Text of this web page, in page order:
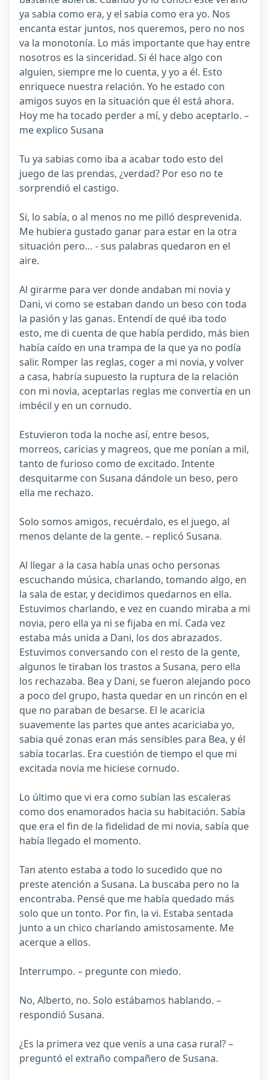
ya sabia como era, y el sabia como era yo. Nos
encanta estar juntos, nos queremos, pero no nos
va la monotonía. Lo más importante que hay entre
nosotros es la sinceridad. Si él hace algo con
alguien, siempre me lo cuenta, y yo a él. Esto
enriquece nuestra relación. Yo he estado con
amigos suyos en la situación que él está ahora.
Hoy me ha tocado perder a mí, y debo aceptarlo. –
me explico Susana
Tu ya sabias como iba a acabar todo esto del
juego de las prendas, ¿verdad? Por eso no te
sorprendió el castigo.
Si, lo sabía, o al menos no me pilló desprevenida.
Me hubiera gustado ganar para estar en la otra
situación pero… - sus palabras quedaron en el
aire.
Al girarme para ver donde andaban mi novia y
Dani, vi como se estaban dando un beso con toda
la pasión y las ganas. Entendí de qué iba todo
esto, me di cuenta de que había perdido, más bien
había caído en una trampa de la que ya no podía
salir. Romper las reglas, coger a mi novia, y volver
a casa, habría supuesto la ruptura de la relación
con mi novia, aceptarlas reglas me convertía en un
imbécil y en un cornudo.
Estuvieron toda la noche así, entre besos,
morreos, caricias y magreos, que me ponían a mil,
tanto de furioso como de excitado. Intente
desquitarme con Susana dándole un beso, pero
ella me rechazo.
Solo somos amigos, recuérdalo, es el juego, al
menos delante de la gente. – replicó Susana.
Al llegar a la casa había unas ocho personas
escuchando música, charlando, tomando algo, en
la sala de estar, y decidimos quedarnos en ella.
Estuvimos charlando, e vez en cuando miraba a mi
novia, pero ella ya ni se fijaba en mí. Cada vez
estaba más unida a Dani, los dos abrazados.
Estuvimos conversando con el resto de la gente,
algunos le tiraban los trastos a Susana, pero ella
los rechazaba. Bea y Dani, se fueron alejando poco
a poco del grupo, hasta quedar en un rincón en el
que no paraban de besarse. El le acaricia
suavemente las partes que antes acariciaba yo,
sabia qué zonas eran más sensibles para Bea, y él
sabía tocarlas. Era cuestión de tiempo el que mi
excitada novia me hiciese cornudo.
Lo último que vi era como subían las escaleras
como dos enamorados hacia su habitación. Sabía
que era el fin de la fidelidad de mi novia, sabía que
había llegado el momento.
Tan atento estaba a todo lo sucedido que no
preste atención a Susana. La buscaba pero no la
encontraba. Pensé que me había quedado más
solo que un tonto. Por fin, la vi. Estaba sentada
junto a un chico charlando amistosamente. Me
acerque a ellos.
Interrumpo. – pregunte con miedo.
No, Alberto, no. Solo estábamos hablando. –
respondió Susana.
¿Es la primera vez que venís a una casa rural? –
preguntó el extraño compañero de Susana.